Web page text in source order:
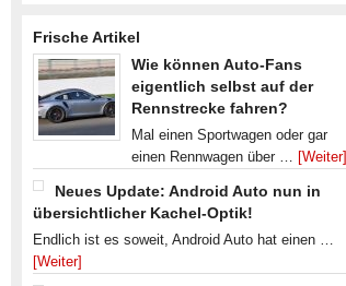
Frische Artikel
Wie können Auto-Fans
eigentlich selbst auf der
Rennstrecke fahren?
Mal einen Sportwagen oder gar
einen Rennwagen über … [Weiter]
Neues Update: Android Auto nun in
übersichtlicher Kachel-Optik!
Endlich ist es soweit, Android Auto hat einen …
[Weiter]